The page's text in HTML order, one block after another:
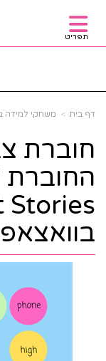
תפריט
דף בית משחקי למידה
חוברת
החוברת